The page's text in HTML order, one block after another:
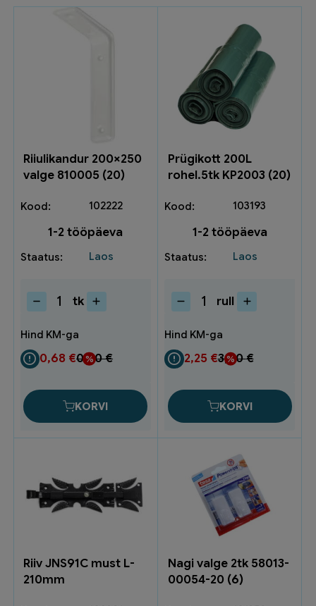
Riiulikandur 200×250
valge 810005 (20)
102222
1-2 tööpäeva
Laos
Riiulikandur
valge
810005
(20)
kogus
tk
0,90€
0,68 €
KORVI
Prügikott 200L
rohel.5tk KP2003 (20)
103193
1-2 tööpäeva
Laos
Prügikott
rohel.5tk
KP2003
(20)
kogus
rull
3,00€
2,25 €
KORVI
Riiv JNS91C must L-
210mm
Nagi valge 2tk 58013-
00054-20 (6)